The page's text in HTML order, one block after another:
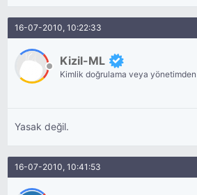
16-07-2010, 10:22:33
Kizil-ML
Kimlik doğrulama veya
Yasak değil.
16-07-2010, 10:41:53